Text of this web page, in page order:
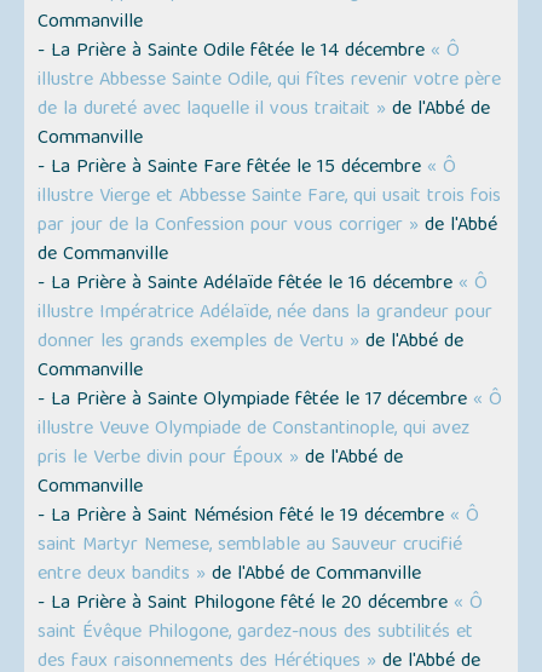
Commanville
- La Prière à Sainte Odile fêtée le 14 décembre « Ô
illustre Abbesse Sainte Odile, qui fîtes revenir votre père
de la dureté avec laquelle il vous traitait » de l'Abbé de
Commanville
- La Prière à Sainte Fare fêtée le 15 décembre « Ô
illustre Vierge et Abbesse Sainte Fare, qui usait trois fois
par jour de la Confession pour vous corriger » de l'Abbé
de Commanville
- La Prière à Sainte Adélaïde fêtée le 16 décembre « Ô
illustre Impératrice Adélaïde, née dans la grandeur pour
donner les grands exemples de Vertu » de l'Abbé de
Commanville
- La Prière à Sainte Olympiade fêtée le 17 décembre « Ô
illustre Veuve Olympiade de Constantinople, qui avez
pris le Verbe divin pour Époux » de l'Abbé de
Commanville
- La Prière à Saint Némésion fêté le 19 décembre « Ô
saint Martyr Nemese, semblable au Sauveur crucifié
entre deux bandits » de l'Abbé de Commanville
- La Prière à Saint Philogone fêté le 20 décembre « Ô
saint Évêque Philogone, gardez-nous des subtilités et
des faux raisonnements des Hérétiques » de l'Abbé de